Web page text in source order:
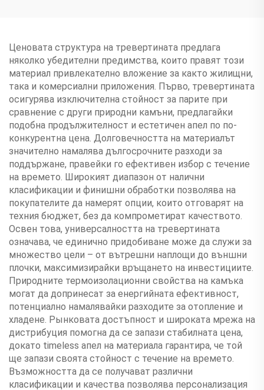
Ценовата структура на тревертината предлага
няколко убедителни предимства, които правят този
материал привлекателно вложение за както жилищни,
така и комерсиални приложения. Първо, тревертината
осигурява изключителна стойност за парите при
сравнение с други природни камъни, предлагайки
подобна продължителност и естетичен апел по по-
конкурентна цена. Долговечността на материалът
значително намалява дългосрочните разходи за
поддържане, правейки го ефективен избор с течение
на времето. Широкият диапазон от налични
класификации и финишни обработки позволява на
покупателите да намерят опции, които отговарят на
техния бюджет, без да компрометират качеството.
Освен това, универсалността на тревертината
означава, че единично придобиване може да служи за
множество цели – от вътрешни наплощи до външни
плочки, максимизирайки връщането на инвестициите.
Природните термоизолационни свойства на камъка
могат да допринесат за енергийната ефективност,
потенциално намалявайки разходите за отопление и
хладене. Рынковата достъпност и широката мрежа на
дистрибуция помогна да се запази стабилната цена,
докато timeless апел на материала гарантира, че той
ще запази своята стойност с течение на времето.
Възможността да се получават различни
класификации и качества позволява персонализация